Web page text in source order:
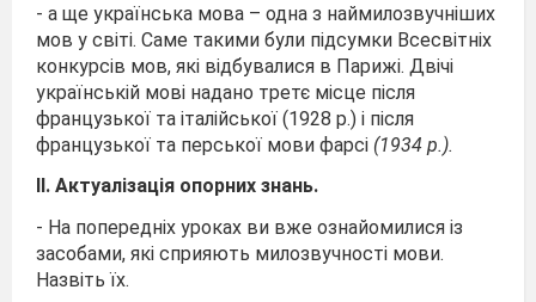
- а ще українська мова – одна з наймилозвучніших
мов у світі. Саме такими були підсумки Всесвітніх
конкурсів мов, які відбувалися в Парижі. Двічі
українській мові надано третє місце після
французької та італійської (1928 р.) і після
французької та перської мови фарсі (1934 р.).
ІІ. Актуалізація опорних знань.
- На попередніх уроках ви вже ознайомилися із
засобами, які сприяють милозвучності мови.
Назвіть їх.